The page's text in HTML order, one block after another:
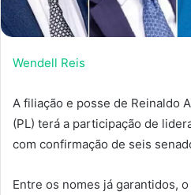
Wendell Reis
A filiação e posse de Reinaldo
(PL) terá a participação de
com confirmação de seis
Entre os nomes já garantidos,